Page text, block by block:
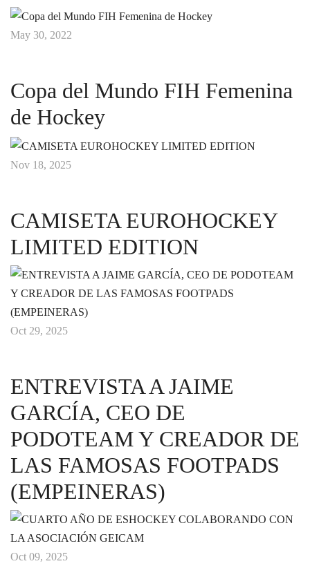
May 30, 2022
Copa del Mundo FIH Femenina
de Hockey
Nov 18, 2025
CAMISETA EUROHOCKEY
LIMITED EDITION
Oct 29, 2025
ENTREVISTA A JAIME
GARCÍA, CEO DE
PODOTEAM Y CREADOR DE
LAS FAMOSAS FOOTPADS
(EMPEINERAS)
Oct 09, 2025